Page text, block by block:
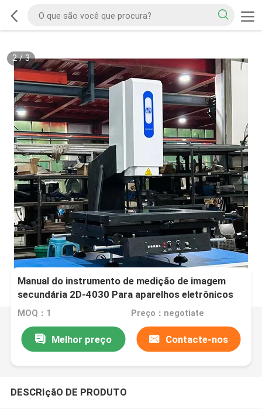
2/3
Manual do instrumento de medição de imagem
secundária 2D-4030 Para aparelhos eletrônicos
Fonte de luz LED Brilho ajustável
MOQ：1 Preço：negotiate
Melhor preço Contacte-nos
DESCRIçãO DE PRODUTO